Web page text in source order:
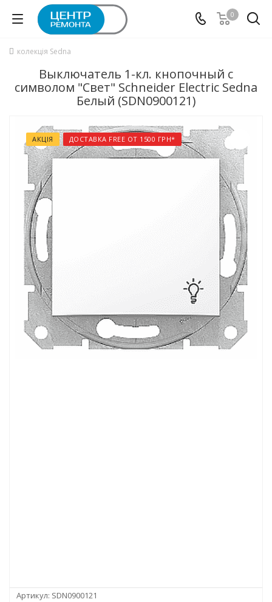
0
колекція Sedna
Выключатель 1-кл. кнопочный с
символом "Свет" Schneider Electric Sedna
Белый (SDN0900121)
АКЦІЯ ДОСТАВКА FREE ОТ 1500 ГРН*
Артикул: SDN0900121